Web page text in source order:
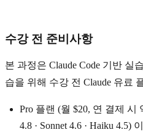
수강 전 준비사항
본 과정은 Claude Code 기반 실
습을 위해 수강 전 Claude 유료
Pro 플랜 (월 $20, 연 결제 시
4.8 · Sonnet 4.6 · Haiku 4.5)